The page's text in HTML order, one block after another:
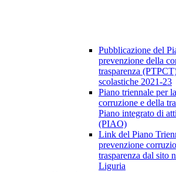
Pubblicazione del
prevenzione della
trasparenza
scolastiche 2021-23
Piano triennale per
corruzione e della
Piano integrato di
(PIAO)
Link del Piano
prevenzione
trasparenza dal sito
Liguria